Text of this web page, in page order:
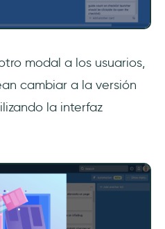
modal a los usuarios,
cambiar a la versión
la interfaz